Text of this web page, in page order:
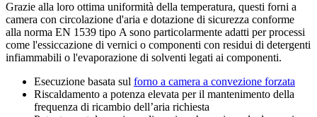
Grazie alla loro ottima uniformità della temperatura, questi forni a
camera con circolazione d'aria e dotazione di sicurezza conforme
alla norma EN 1539 tipo A sono particolarmente adatti per processi
come l'essiccazione di vernici o componenti con residui di detergenti
infiammabili o l'evaporazione di solventi legati ai componenti.
Esecuzione basata sul forno a camera a convezione forzata
Riscaldamento a potenza elevata per il mantenimento della
frequenza di ricambio dell’aria richiesta